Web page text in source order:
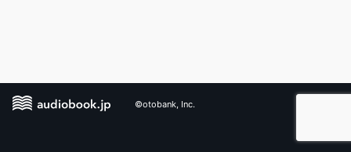
©otobank, Inc.